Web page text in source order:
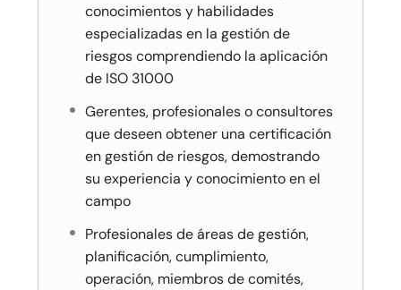
conocimientos y habilidades
especializadas en la gestión de
riesgos comprendiendo la aplicación
de ISO 31000
Gerentes, profesionales o consultores
que deseen obtener una certificación
en gestión de riesgos, demostrando
su experiencia y conocimiento en el
campo
Profesionales de áreas de gestión,
planificación, cumplimiento,
operación, miembros de comités,